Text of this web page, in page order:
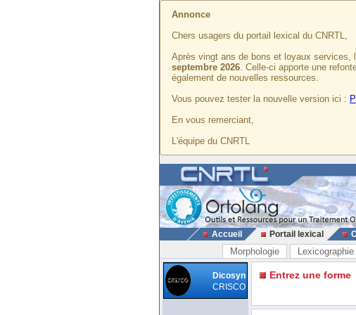
Annonce
Chers usagers du portail lexical du CNRTL,
Après vingt ans de bons et loyaux services,
septembre 2026. Celle-ci apporte une
également de nouvelles ressources.
Vous pouvez tester la nouvelle version ici :
En vous remerciant,
L'équipe du CNRTL
Accueil Portail lexical
Morphologie Lexicographie
Dicosyn
CRISCO
Entrez une forme